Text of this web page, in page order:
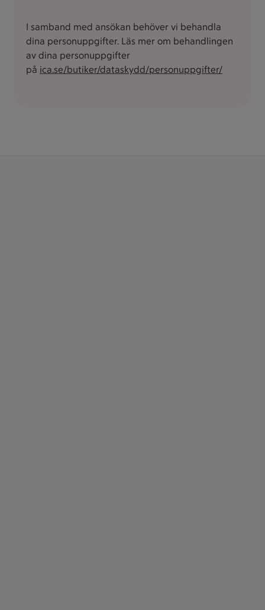
I samband med ansökan behöver vi behandla
dina personuppgifter. Läs mer om behandlingen
av dina personuppgifter
på ica.se/butiker/dataskydd/personuppgifter/